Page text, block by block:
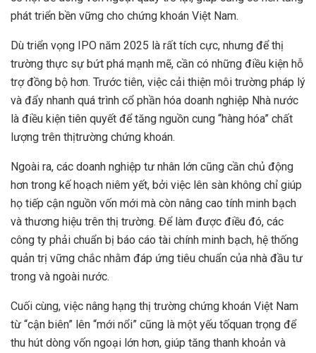
phát triển bền vững cho chứng khoán Việt Nam.
Dù triển vọng IPO năm 2025 là rất tích cực, nhưng để thị
trường thực sự bứt phá mạnh mẽ, cần có những điều kiện hỗ
trợ đồng bộ hơn. Trước tiên, việc cải thiện môi trường pháp lý
và đẩy nhanh quá trình cổ phần hóa doanh nghiệp Nhà nước
là điều kiện tiên quyết để tăng nguồn cung “hàng hóa” chất
lượng trên thịtrường chứng khoán.
Ngoài ra, các doanh nghiệp tư nhân lớn cũng cần chủ động
hơn trong kế hoạch niêm yết, bởi việc lên sàn không chỉ giúp
họ tiếp cận nguồn vốn mới mà còn nâng cao tính minh bạch
và thương hiệu trên thị trường. Để làm được điều đó, các
công ty phải chuẩn bị báo cáo tài chính minh bạch, hệ thống
quản trị vững chắc nhằm đáp ứng tiêu chuẩn của nhà đầu tư
trong và ngoài nước.
Cuối cùng, việc nâng hạng thị trường chứng khoán Việt Nam
từ “cận biên” lên “mới nổi” cũng là một yếu tốquan trọng để
thu hút dòng vốn ngoại lớn hơn, giúp tăng thanh khoản và